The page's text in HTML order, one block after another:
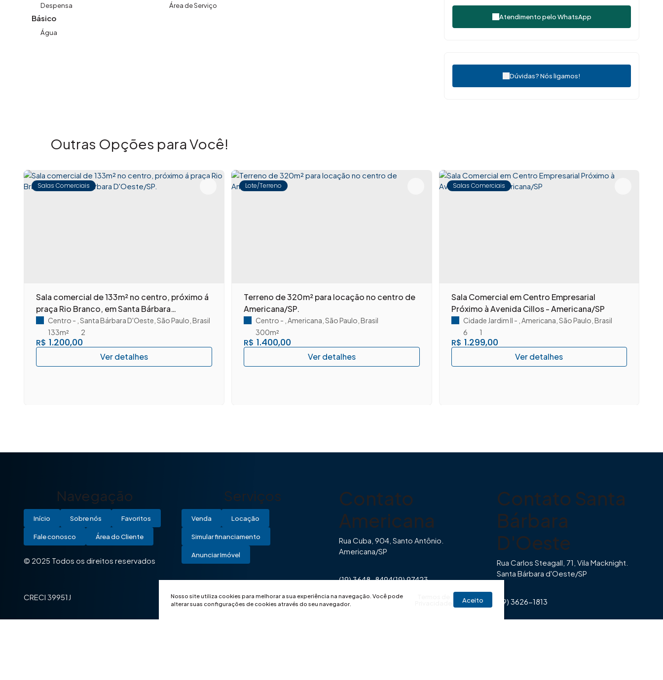
Nosso site utiliza cookies para melhorar a sua experiência na navegação. Você pode
alterar suas configurações de cookies através do seu navegador.
Aceito
Despensa Área de Serviço
Básico
Água
Atendimento peloWhatsApp
Dúvidas? Nós ligamos!
Outras Opções para Você!
Salas Comerciais
Sala comercial de 133m² no centro, próximo á
praça Rio Branco, em Santa Bárbara
D'Oeste/SP.
R$ 1.200,00
Centro ,Santa Bárbara D'Oeste ,São Paulo ,Brasil
2
133m²
Lote/Terreno
Terreno de 320m² para locação no centro de
Americana/SP.
R$ 1.400,00
Centro Americana São Paulo Brasil
300m²
Salas Comerciais
Sala Comercial em Centro Empresarial
Próximo à Avenida Cillos - Americana/SP
R$ 1.299,00
Cidade Jardim II Americana São Paulo Brasil
6
1
Navegação
Início Sobre nós Favoritos
Fale conosco Área do Cliente
© 2025 Todos os direitos reservados
CRECI 39951J
Serviços
Venda Locação
Simular financiamento
Anunciar Imóvel
Contato
Americana
Rua Cuba, 904, Santo Antônio.
Americana/SP
(19) 3648-8494(19) 97423-
Contato Santa
Bárbara
D'Oeste
Rua Carlos Steagall, 71, Vila Macknight.
Santa Bárbara d'Oeste/SP
(19) 3626-1813